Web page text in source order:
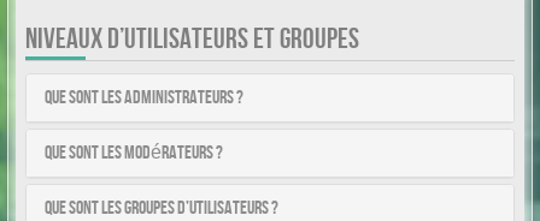
NIVEAUX D’UTILISATEURS ET GROUPES
Que sont les administrateurs ?
Que sont les modérateurs ?
Que sont les groupes d’utilisateurs ?